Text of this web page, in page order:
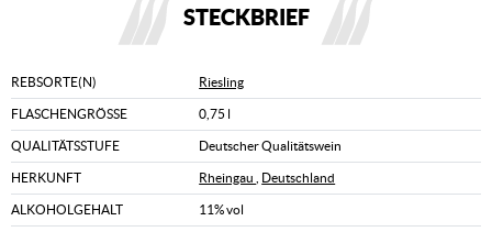
STECKBRIEF
REBSORTE(N) Riesling
FLASCHENGRÖSSE 0,75 l
QUALITÄTSSTUFE Deutscher Qualitätswein
HERKUNFT Rheingau Deutschland
ALKOHOLGEHALT 11% vol